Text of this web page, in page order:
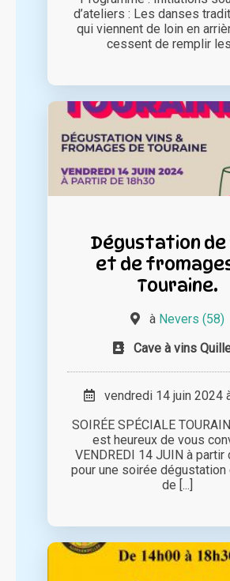
d’ateliers : Les danses
qui viennent de loin en
cessent de remplir les
Dégustation de
et de
Touraine.
à Nevers (58)
Cave à vins
vendredi 14 juin 2024
SOIRÉE SPÉCIALE
est heureux de vous
VENDREDI 14 JUIN à partir
pour une soirée dégustation
de [...]